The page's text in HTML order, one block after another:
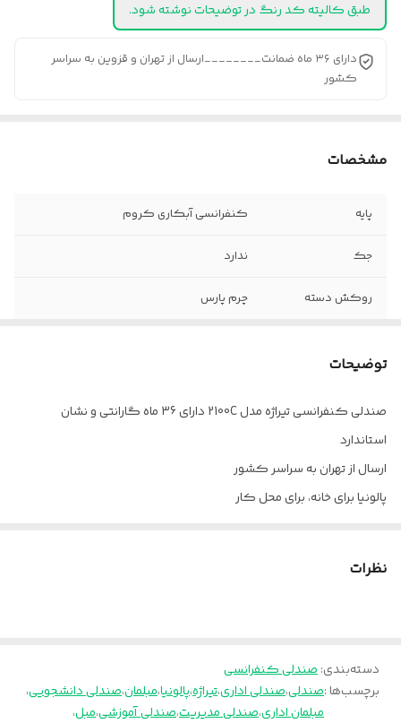
طبق کالیته کد رنگ در توضیحات نوشته شود.
دارای ۳۶ ماه ضمانت________ارسال از تهران و قزوین به سراسر
کشور
مشخصات
پایه کنفرانسی آبکاری کروم
جک ندارد
روکش دسته چرم پارس
هدرست دارد
دسته فلزی
توضیحات
صندلی کنفرانسی تیراژه مدل 2100C دارای 36 ماه گارانتی و نشان
استاندارد
ارسال از تهران به سراسر کشور
پالونیا برای خانه، برای محل کار
نظرات
دسته‌بندی:صندلی کنفرانسی
برچسب‌ها :صندلی،صندلی اداری،تیراژه،پالونیا،مبلمان،صندلی دانشجویی،
مبلمان اداری،صندلی مدیریت،صندلی آموزشی،مبل،